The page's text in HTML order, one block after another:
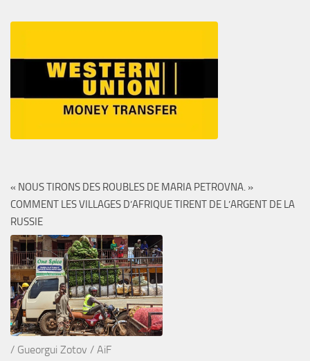
« NOUS TIRONS DES ROUBLES DE MARIA PETROVNA. »
COMMENT LES VILLAGES D’AFRIQUE TIRENT DE L’ARGENT DE LA
RUSSIE
/ Gueorgui Zotov / AiF